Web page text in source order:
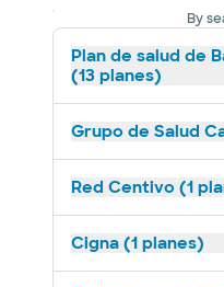
By
Plan de salud de
(13 planes)
Grupo de Salud
Red Centivo (1
Cigna (1 planes)